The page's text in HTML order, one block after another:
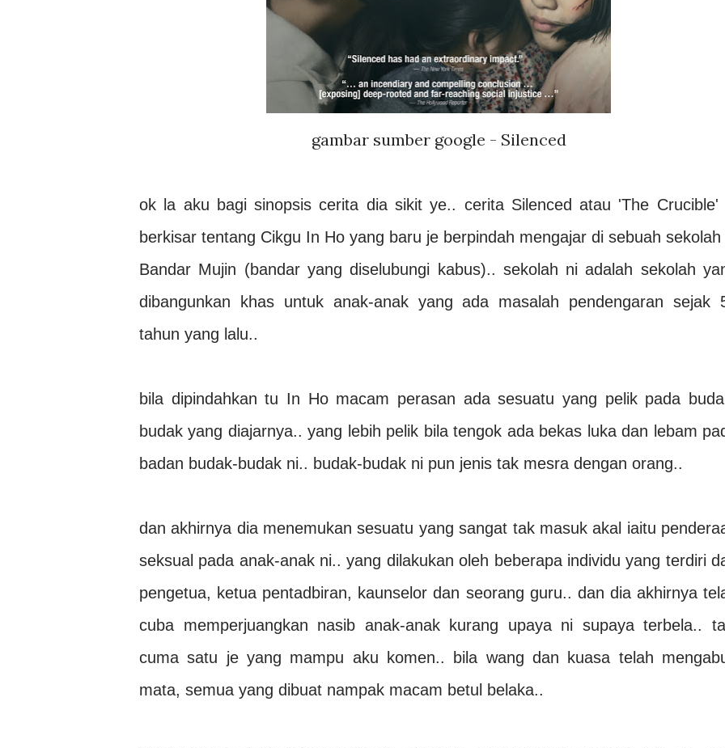
gambar sumber google - Silenced
ok la aku bagi sinopsis cerita dia sikit ye.. cerita Silenced atau 'The Crucible'
berkisar tentang Cikgu In Ho yang baru je berpindah mengajar di sebuah sekolah
Bandar Mujin (bandar yang diselubungi kabus).. sekolah ni adalah sekolah
dibangunkan khas untuk anak-anak yang ada masalah pendengaran sejak
tahun yang lalu..
bila dipindahkan tu In Ho macam perasan ada sesuatu yang pelik pada
budak yang diajarnya.. yang lebih pelik bila tengok ada bekas luka dan lebam
badan budak-budak ni.. budak-budak ni pun jenis tak mesra dengan orang..
dan akhirnya dia menemukan sesuatu yang sangat tak masuk akal iaitu
seksual pada anak-anak ni.. yang dilakukan oleh beberapa individu yang terdiri
pengetua, ketua pentadbiran, kaunselor dan seorang guru.. dan dia akhirnya
cuba memperjuangkan nasib anak-anak kurang upaya ni supaya terbela..
cuma satu je yang mampu aku komen.. bila wang dan kuasa telah
mata, semua yang dibuat nampak macam betul belaka..